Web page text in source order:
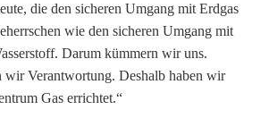
die den sicheren Umgang mit Erdgas
wie den sicheren Umgang mit
Darum kümmern wir uns.
wir Verantwortung. Deshalb haben wir
Gas errichtet.“